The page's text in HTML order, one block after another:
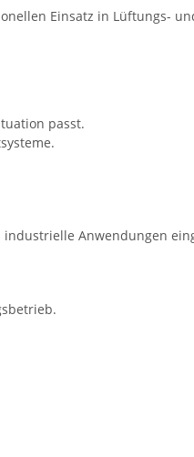
Einsatz in Lüftungs-
passt.
Anwendungen